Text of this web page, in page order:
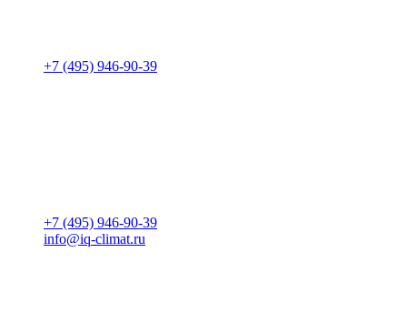
+7 (495) 946-90-39
+7 (495) 946-90-39
info@iq-climat.ru